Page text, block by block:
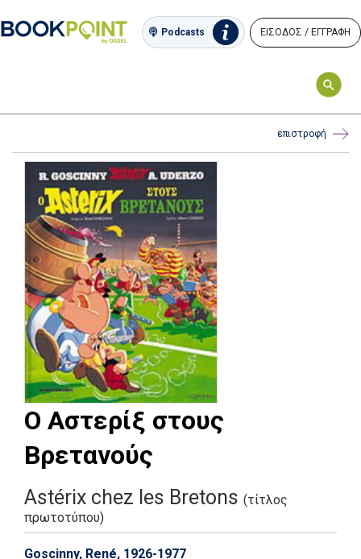
Podcasts ΕΙΣΟΔΟΣ / ΕΓΓΡΑΦΗ
επιστροφή
Ο Αστερίξ στους
Βρετανούς
Astérix chez les Bretons (τίτλος
πρωτοτύπου)
Goscinny, René, 1926-1977